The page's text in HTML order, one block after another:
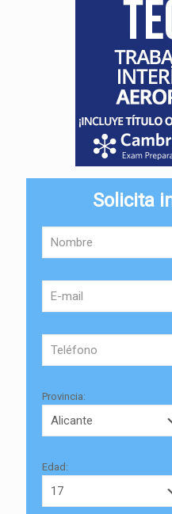
Solicita
Provincia:
Edad: